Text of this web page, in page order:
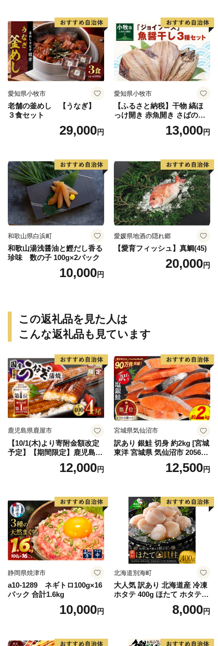
愛知県小牧市
老舗の釜めし 【うなぎ】
３食セット
29,000円
愛知県小牧市
【ふるさと納税】干物 縞ほ
っけ開き 赤魚開き さばの開
き 魚醤干し 3種 セット 詰め
合わせ 魚 おかず 肉厚 おいし
取り寄せグルメ 魚醤 ナンプ
ラー 愛知県 小牧市 冷凍 送料
無料
13,000円
和歌山県白浜町
和歌山湯浅醤油と鰹だし香る
珍味 数の子 100g×2パック
10,000円
愛媛県地酒の隠れ郷
【愛育フィッシュ】真鯛(45)
20,000円
この返礼品を見た人は
こんな返礼品も見ています
鹿児島県鹿屋市
【10/1(木)より寄附金額改定
予定】【期間限定】鹿児島県
大隅産うなぎ蒲焼4尾（400
g） KN007-02312,000円
宮城県気仙沼市
訳あり 銀鮭 切身 約2kg [宮城
東洋 宮城県 気仙沼市 205649
91] 鮭 魚介類 海鮮 訳アリ 規
格外 不揃い さけ サケ 鮭切身
切り身 魚 わけあり
12,500円
静岡県焼津市
a10-1289 ネギトロ100g×16
パック 合計1.6kg
10,000円
北海道別海町
大人気 訳あり 北海道産 冷凍
ホタテ 400g ほたて ホタテ
8,000円